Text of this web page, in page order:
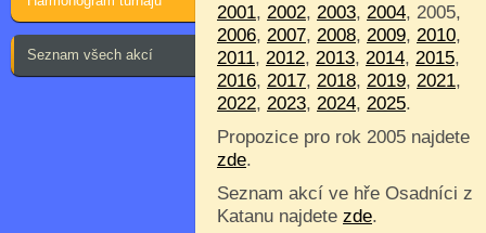
Seznam všech akcí
2001, 2002, 2003, 2004, 2005,
2006, 2007, 2008, 2009, 2010,
2011, 2012, 2013, 2014, 2015,
2016, 2017, 2018, 2019, 2021,
2022, 2023, 2024, 2025.
Propozice pro rok 2005 najdete
zde.
Seznam akcí ve hře Osadníci z
Katanu najdete zde.